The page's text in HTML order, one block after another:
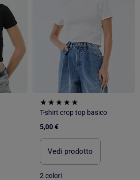
T-shirt crop top basico
5,00 €
Vedi prodotto
2 colori